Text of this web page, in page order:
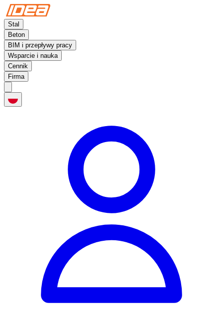
Stal
Beton
BIM i przepływy pracy
Wsparcie i nauka
Cennik
Firma